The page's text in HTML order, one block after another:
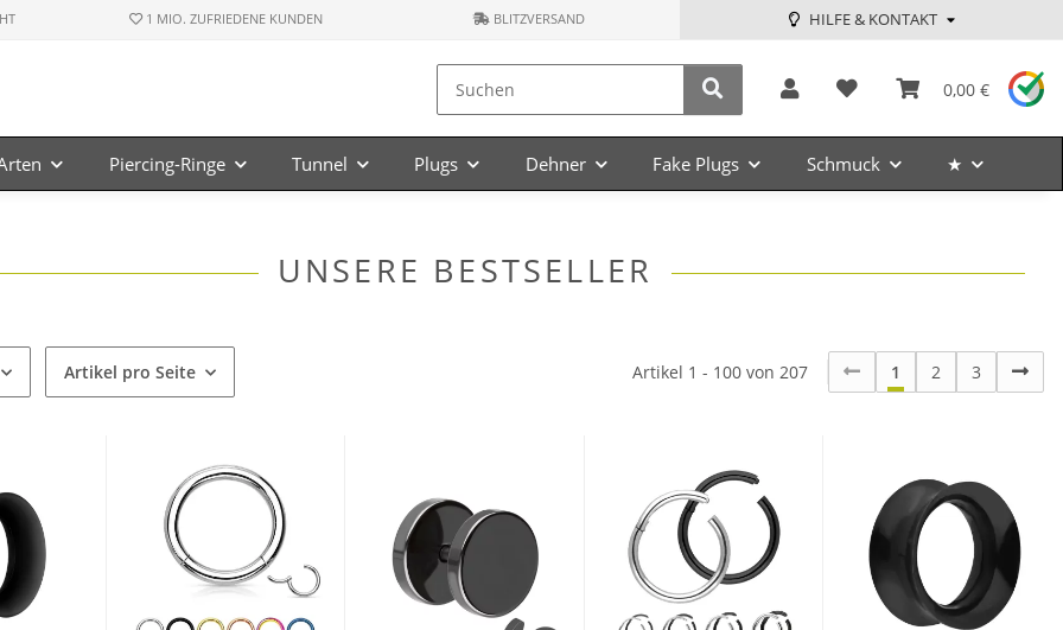
1 MIO. ZUFRIEDENE KUNDEN BLITZVERSAND HILFE & KONTAKT
0,00 €
Piercing-Ringe Tunnel Plugs Dehner Fake Plugs Schmuck ★
UNSERE BESTSELLER
Artikel pro Seite Artikel 1 - 100 von 207 1 2 3